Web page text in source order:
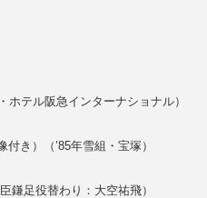
ホテル阪急インターナショナル）
き）（’85年雪組・宝塚）
鎌足役替わり：大空祐飛）